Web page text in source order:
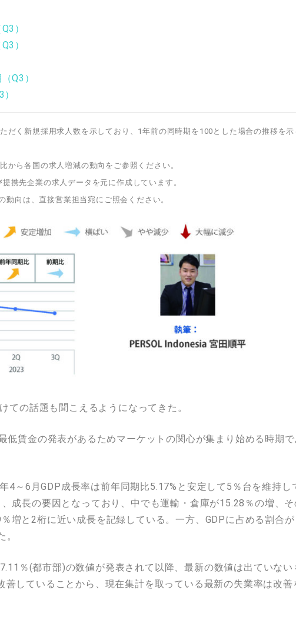
）
）
Q3）
だく新規採用求人数を示しており、1年前の同時期を100とした場合の推移を示
から各国の求人増減の動向をご参照ください。
携先企業の求人データを元に作成しています。
向は、直接営業担当宛にご照会ください。
ての話題も聞こえるようになってきた。
低賃金の発表があるためマーケットの関心が集まり始める時期で
4～6月GDP成長率は前年同期比5.17%と安定して5％台を維持し
成長の要因となっており、中でも運輸・倉庫が15.28％の増、そ
増と2桁に近い成長を記録している。一方、GDPに占める割合が
。
％(都市部)の数値が発表されて以降、最新の数値は出ていない
していることから、現在集計を取っている最新の失業率は改善